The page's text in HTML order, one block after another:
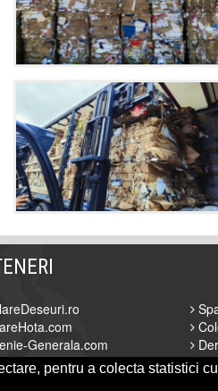
pentru a colecta statistici
Generala.com